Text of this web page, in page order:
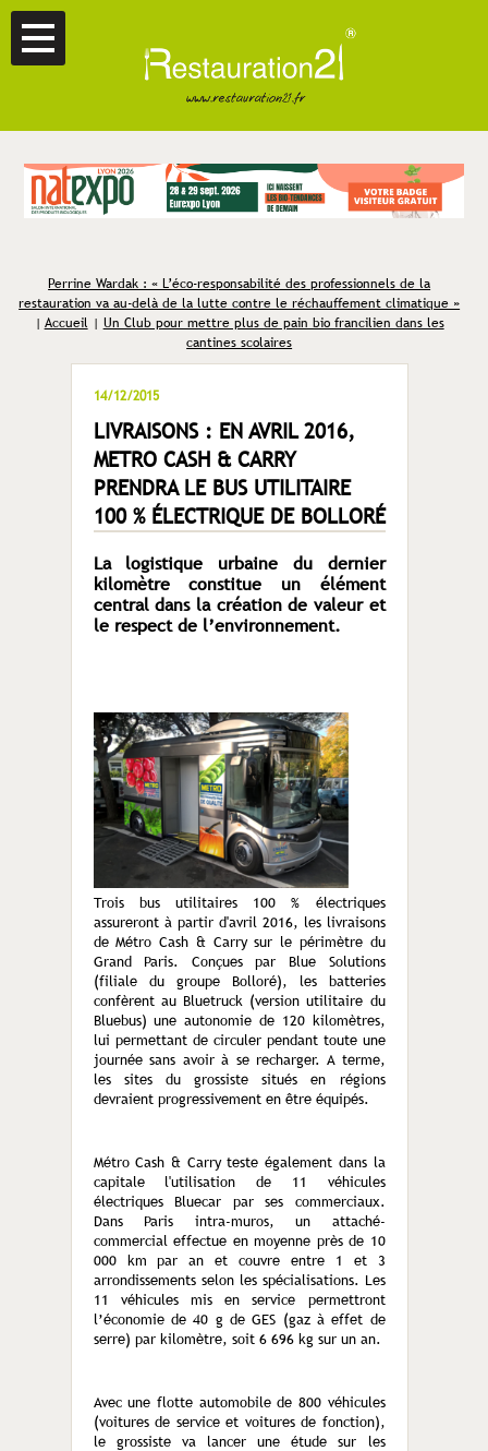
Perrine Wardak : « L’éco-responsabilité des professionnels de la
restauration va au-delà de la lutte contre le réchauffement climatique »
| Accueil | Un Club pour mettre plus de pain bio francilien dans les
cantines scolaires
14/12/2015
LIVRAISONS : EN AVRIL 2016,
METRO CASH & CARRY
PRENDRA LE BUS UTILITAIRE
100 % ÉLECTRIQUE DE BOLLORÉ
La logistique urbaine du dernier
kilomètre constitue un élément
central dans la création de valeur et
le respect de l’environnement.
Trois bus utilitaires 100 % électriques
assureront à partir d'avril 2016, les livraisons
de Métro Cash & Carry sur le périmètre du
Grand Paris. Conçues par Blue Solutions
(filiale du groupe Bolloré), les batteries
confèrent au Bluetruck (version utilitaire du
Bluebus) une autonomie de 120 kilomètres,
lui permettant de circuler pendant toute une
journée sans avoir à se recharger. A terme,
les sites du grossiste situés en régions
devraient progressivement en être équipés.
Métro Cash & Carry teste également dans la
capitale l'utilisation de 11 véhicules
électriques Bluecar par ses commerciaux.
Dans Paris intra-muros, un attaché-
commercial effectue en moyenne près de 10
000 km par an et couvre entre 1 et 3
arrondissements selon les spécialisations. Les
11 véhicules mis en service permettront
l’économie de 40 g de GES (gaz à effet de
serre) par kilomètre, soit 6 696 kg sur un an.
Avec une flotte automobile de 800 véhicules
(voitures de service et voitures de fonction),
le grossiste va lancer une étude sur les